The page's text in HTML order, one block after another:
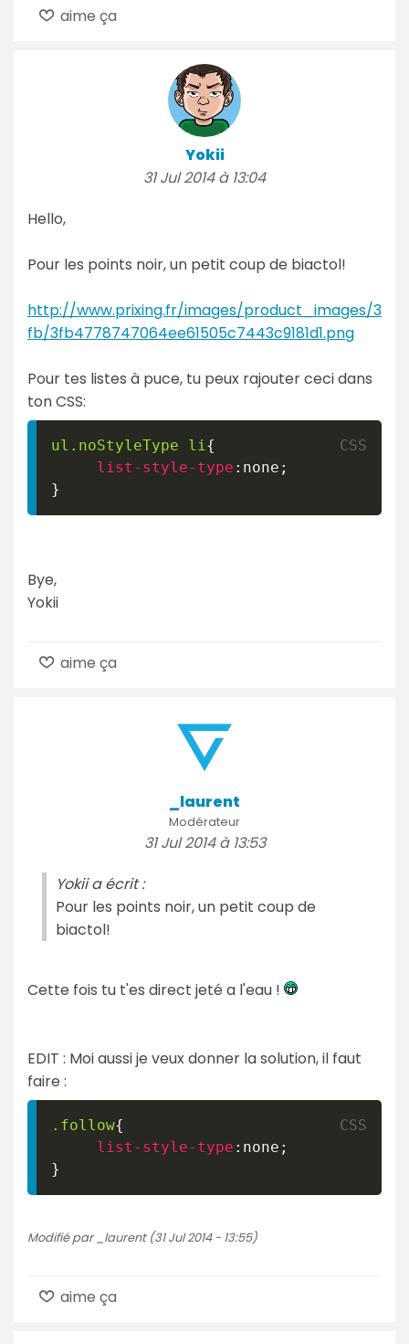
aime ça
Yokii
31 Jul 2014 à 13:04
Hello,
Pour les points noir, un petit coup de biactol!
http://www.prixing.fr/images/product_images/3
fb/3fb4778747064ee61505c7443c9181d1.png
Pour tes listes à puce, tu peux rajouter ceci dans
ton CSS:
ul .noStyleType li {
list-style-type : none ;
}
Bye,
Yokii
aime ça
_laurent
Modérateur
31 Jul 2014 à 13:53
Yokii a écrit :
Pour les points noir, un petit coup de
biactol!
Cette fois tu t'es direct jeté a l'eau !
EDIT : Moi aussi je veux donner la solution, il faut
faire :
.follow{
list-style-type : none ;
}
Modifié par _laurent (31 Jul 2014 - 13:55)
aime ça